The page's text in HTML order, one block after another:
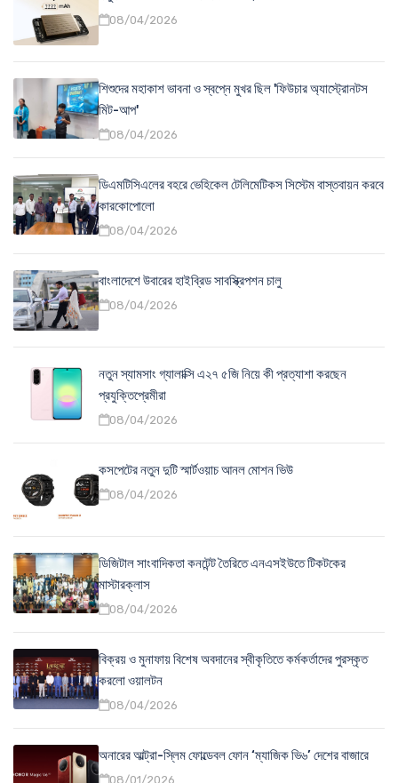
08/04/2026
শিশুদের মহাকাশ ভাবনা ও স্বপ্নে মুখর ছিল 'ফিউচার অ্যাস্ট্রোনটস
মিট-আপ'
08/04/2026
ডিএমটিসিএলের বহরে ভেহিকেল টেলিমেটিকস সিস্টেম বাস্তবায়ন করবে
কারকোপোলো
08/04/2026
বাংলাদেশে উবারের হাইব্রিড সাবস্ক্রিপশন চালু
08/04/2026
নতুন স্যামসাং গ্যালাক্সি এ২৭ ৫জি নিয়ে কী প্রত্যাশা করছেন
প্রযুক্তিপ্রেমীরা
08/04/2026
কসপেটের নতুন দুটি স্মার্টওয়াচ আনল মোশন ভিউ
08/04/2026
ডিজিটাল সাংবাদিকতা কনটেন্ট তৈরিতে এনএসইউতে টিকটকের
মাস্টারক্লাস
08/04/2026
বিক্রয় ও মুনাফায় বিশেষ অবদানের স্বীকৃতিতে কর্মকর্তাদের পুরস্কৃত
করলো ওয়ালটন
08/04/2026
অনারের আল্ট্রা-স্লিম ফোল্ডেবল ফোন ‘ম্যাজিক ভি৬’ দেশের বাজারে
08/01/2026